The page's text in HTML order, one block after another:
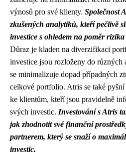
výnosů pro své klienty. Společnost
zkušených analytiků, kteří pečlivě
investice s ohledem na poměr
Důraz je kladen na diverzifikaci
investice jsou rozloženy do
se minimalizuje dopad případných
celkové portfolio. Atris se také
ke klientům, kteří jsou pravidelně
svých investic. Investování s Atris
jak zhodnotit své finanční
partnerem, který se snaží o
investic.